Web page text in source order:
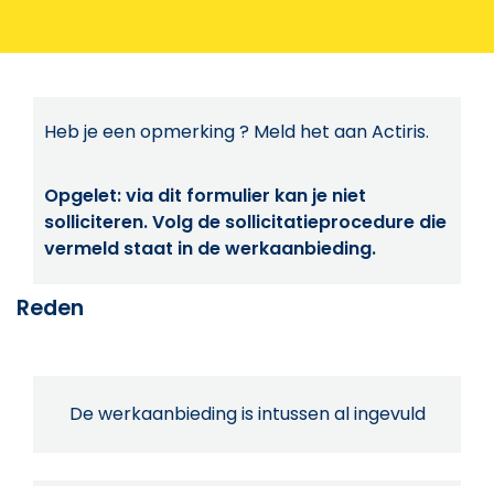
Heb je een opmerking ? Meld het aan Actiris.
Opgelet: via dit formulier kan je niet
solliciteren. Volg de sollicitatieprocedure die
vermeld staat in de werkaanbieding.
Reden
De werkaanbieding is intussen al ingevuld